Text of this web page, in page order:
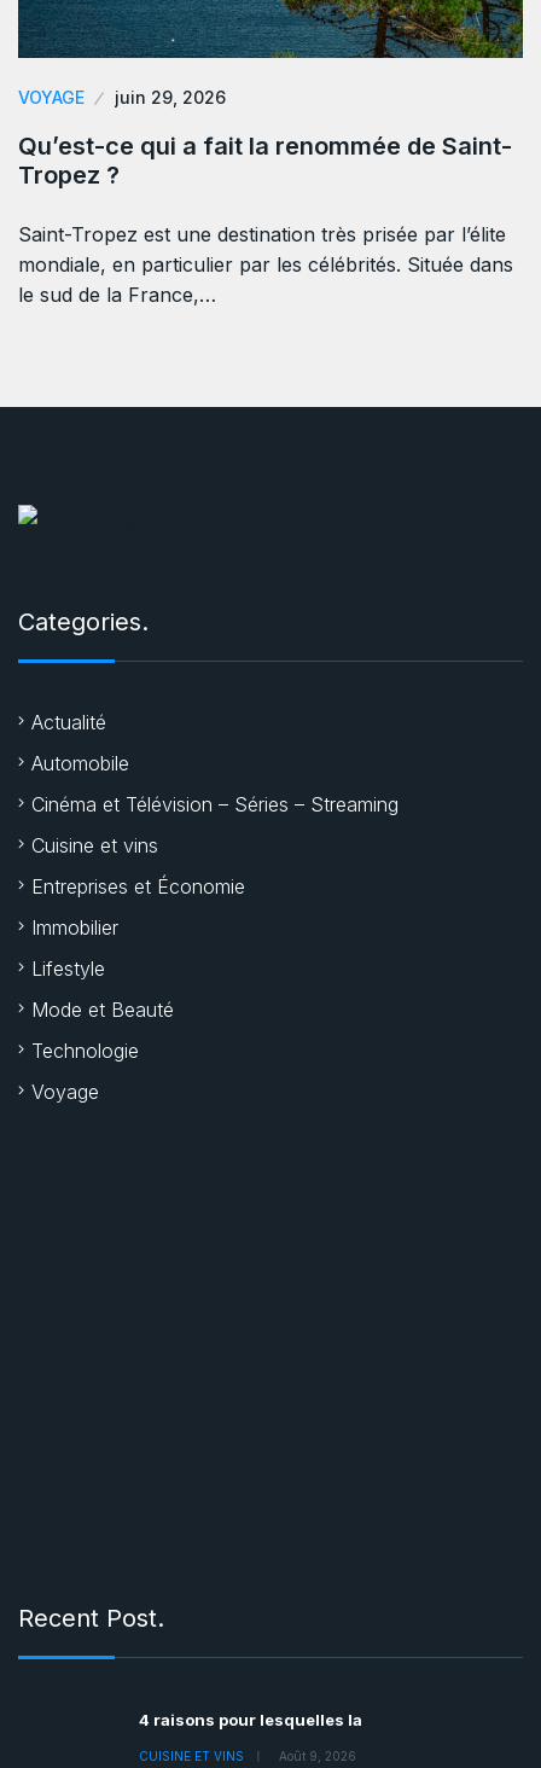
VOYAGE juin 29, 2026
Qu’est-ce qui a fait la renommée de Saint-
Tropez ?
Saint-Tropez est une destination très prisée par l’élite
mondiale, en particulier par les célébrités. Située dans
le sud de la France,…
Categories.
Actualité
Automobile
Cinéma et Télévision – Séries – Streaming
Cuisine et vins
Entreprises et Économie
Immobilier
Lifestyle
Mode et Beauté
Technologie
Voyage
Recent Post.
4 raisons pour lesquelles la
CUISINE ET VINS Août 9, 2026